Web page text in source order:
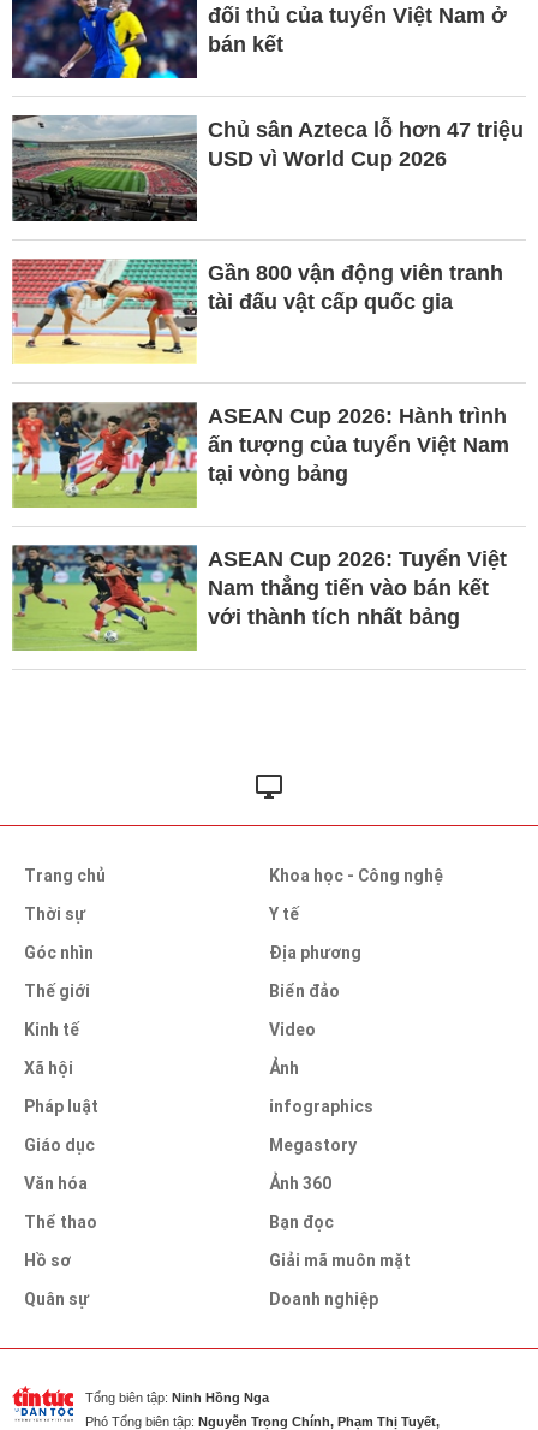
đối thủ của tuyển Việt Nam ở
bán kết
Chủ sân Azteca lỗ hơn 47 triệu
USD vì World Cup 2026
Gần 800 vận động viên tranh
tài đấu vật cấp quốc gia
ASEAN Cup 2026: Hành trình
ấn tượng của tuyển Việt Nam
tại vòng bảng
ASEAN Cup 2026: Tuyển Việt
Nam thẳng tiến vào bán kết
với thành tích nhất bảng
Trang chủ
Thời sự
Góc nhìn
Thế giới
Kinh tế
Xã hội
Pháp luật
Giáo dục
Văn hóa
Thể thao
Hồ sơ
Quân sự
Khoa học - Công nghệ
Y tế
Địa phương
Biển đảo
Video
Ảnh
infographics
Megastory
Ảnh 360
Bạn đọc
Giải mã muôn mặt
Doanh nghiệp
Tổng biên tập: Ninh Hồng Nga
Phó Tổng biên tập: Nguyễn Trọng Chính, Phạm Thị Tuyết,